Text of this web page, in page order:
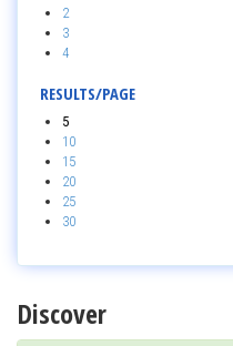
2
3
4
RESULTS/PAGE
5
10
15
20
25
30
Discover